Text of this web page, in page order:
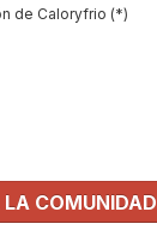
a subir…
de Caloryfrio (*)
LA COMUNIDAD